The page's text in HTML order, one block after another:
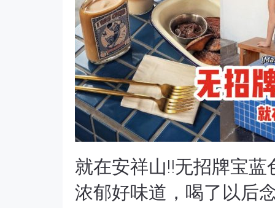
就在安祥山‼无招牌宝蓝
浓郁好味道，喝了以后